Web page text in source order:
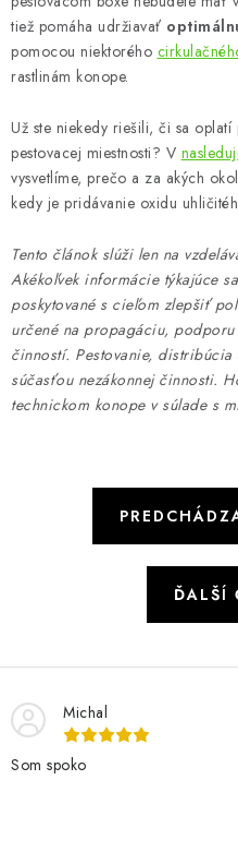
tiež pomáha udržiavať
pomocou niektorého
rastlinám konope.
Už ste niekedy riešili, či sa
pestovacej miestnosti? V
vysvetlíme, prečo a za akých
kedy je pridávanie oxidu
Tento článok slúži len na
Akékoľvek informácie týkajúce
poskytované s cieľom zlepšiť
určené na propagáciu,
činností. Pestovanie,
súčasťou nezákonnej činnosti.
technickom konope v súlade s
ĎALŠÍ
Michal
Som spoko